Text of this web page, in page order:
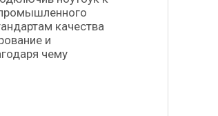
качества
и
чему